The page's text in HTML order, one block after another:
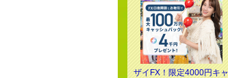
ザイFX！限定4000円キャ